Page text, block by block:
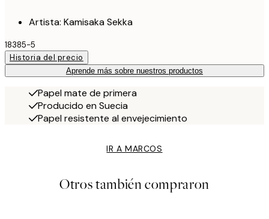
Artista: Kamisaka Sekka
18385-5
Historia del precio
Aprende más sobre nuestros productos
Papel mate de primera
Producido en Suecia
Papel resistente al envejecimiento
IR A MARCOS
Otros también compraron